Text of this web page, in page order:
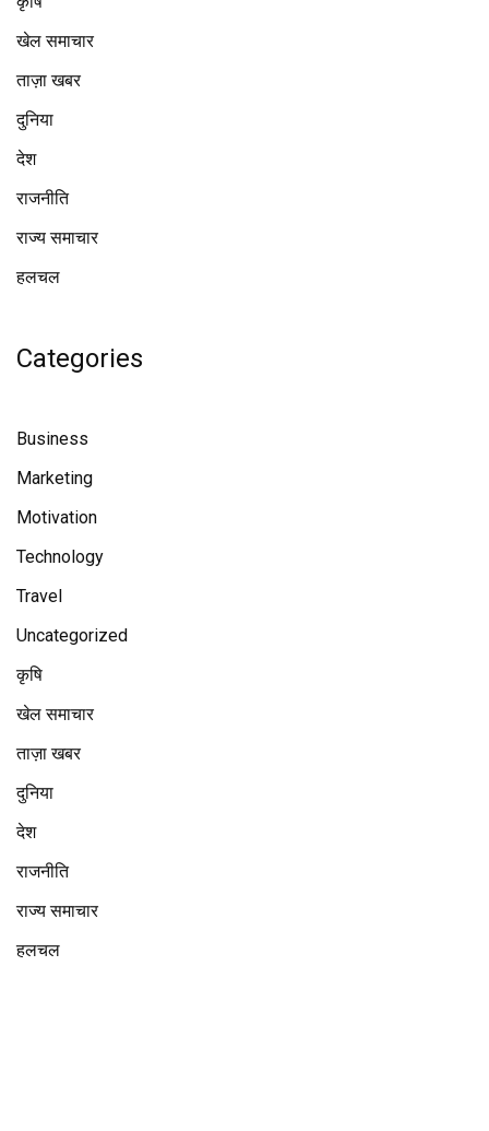
खेल समाचार
ताज़ा खबर
दुनिया
देश
राजनीति
राज्य समाचार
हलचल
Categories
Business
Marketing
Motivation
Technology
Travel
Uncategorized
कृषि
खेल समाचार
ताज़ा खबर
दुनिया
देश
राजनीति
राज्य समाचार
हलचल